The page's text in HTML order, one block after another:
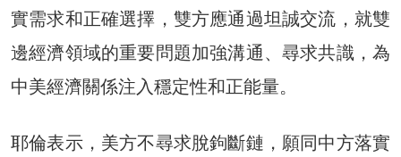
實需求和正確選擇，雙方應通過坦誠交流，就雙
邊經濟領域的重要問題加強溝通、尋求共識，為
中美經濟關係注入穩定性和正能量。
耶倫表示，美方不尋求脫鉤斷鏈，願同中方落實